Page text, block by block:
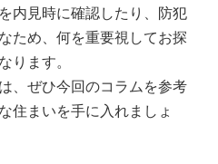
内見時に確認したり、防犯
ため、何を重要視してお探
ります。
、ぜひ今回のコラムを参考
住まいを手に入れましょ